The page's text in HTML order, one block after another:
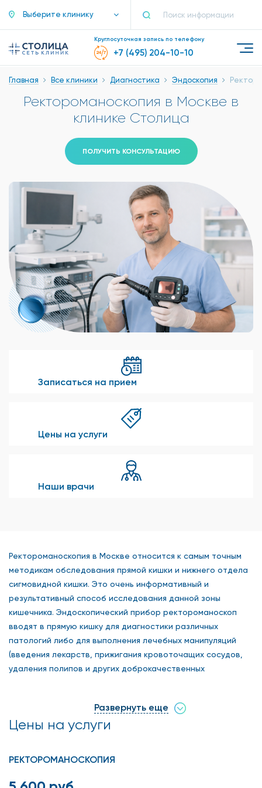
Выберите клинику
Круглосуточная запись по телефону
+7 (495) 204-10-10
Главная Все клиники Диагностика Эндоскопия
Ректороманоскопия в Москве в
клинике Столица
ПОЛУЧИТЬ КОНСУЛЬТАЦИЮ
Записаться на прием
Цены на услуги
Наши врачи
Ректороманоскопия в Москве относится к самым точным
методикам обследования прямой кишки и нижнего отдела
сигмовидной кишки. Это очень информативный и
результативный способ исследования данной зоны
кишечника. Эндоскопический прибор ректороманоскоп
вводят в прямую кишку для диагностики различных
патологий либо для выполнения лечебных манипуляций
(введения лекарств, прижигания кровоточащих сосудов,
удаления полипов и других доброкачественных
Если вы не знаете, где сделать ректороманоскопию в
Москве, предлагаем посетить врача клиники,
высококвалифицированные специалисты применяют
Развернуть еще
Цены на услуги
РЕКТОРОМАНОСКОПИЯ